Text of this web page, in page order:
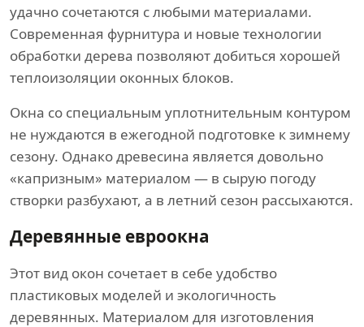
удачно сочетаются с любыми материалами.
Современная фурнитура и новые технологии
обработки дерева позволяют добиться хорошей
теплоизоляции оконных блоков.
Окна со специальным уплотнительным контуром
не нуждаются в ежегодной подготовке к зимнему
сезону. Однако древесина является довольно
«капризным» материалом — в сырую погоду
створки разбухают, а в летний сезон рассыхаются.
Деревянные евроокна
Этот вид окон сочетает в себе удобство
пластиковых моделей и экологичность
деревянных. Материалом для изготовления